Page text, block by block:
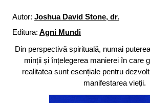
Autor: Joshua David Stone, dr.
Editura: Agni Mundi
Din perspectivă spirituală, numai
minții și înțelegerea manierei în care
realitatea sunt esențiale pentru
manifestarea vieții.